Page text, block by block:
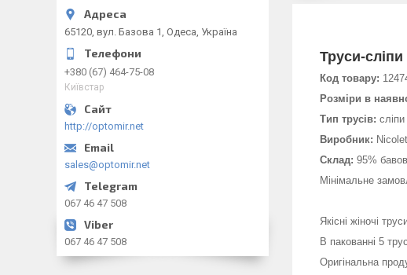
Труси-
Код товару:
Розміри в
Тип трусів: сліпи
Виробник:
Склад: 95%
Мінімальне
Якісні жіночі
В пакованні 5
Оригінальна
65120, вул. Базова 1, Одеса, Україна
+380 (67) 464-75-08
Київстар
http://optomir.net
sales@optomir.net
067 46 47 508
067 46 47 508